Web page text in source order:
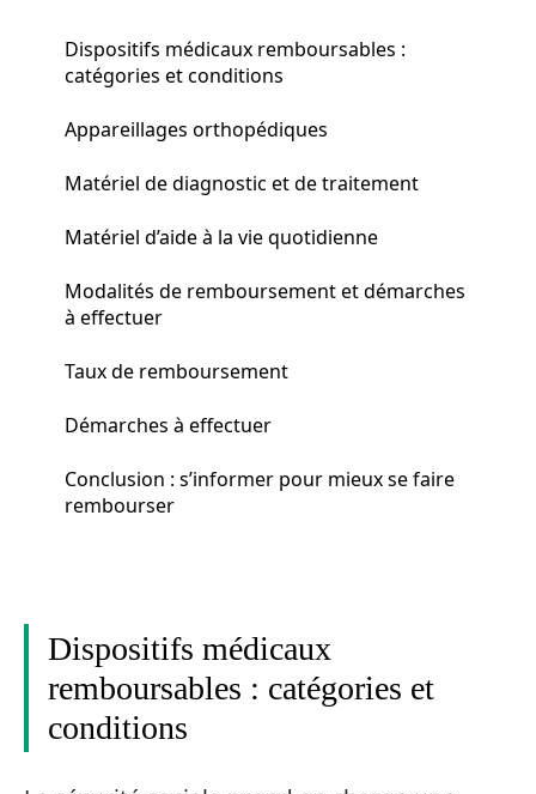
Dispositifs médicaux remboursables :
catégories et conditions
Appareillages orthopédiques
Matériel de diagnostic et de traitement
Matériel d’aide à la vie quotidienne
Modalités de remboursement et démarches
à effectuer
Taux de remboursement
Démarches à effectuer
Conclusion : s’informer pour mieux se faire
rembourser
Dispositifs médicaux
remboursables : catégories et
conditions